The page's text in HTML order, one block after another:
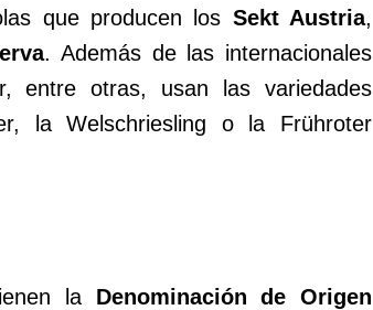
que producen los Sekt Austria,
. Además de las internacionales
entre otras, usan las variedades
la Welschriesling o la Frühroter
la Denominación de Origen